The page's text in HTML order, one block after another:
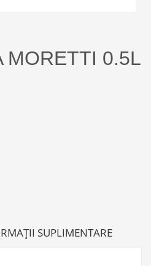
MORETTI 0.5L
SUPLIMENTARE